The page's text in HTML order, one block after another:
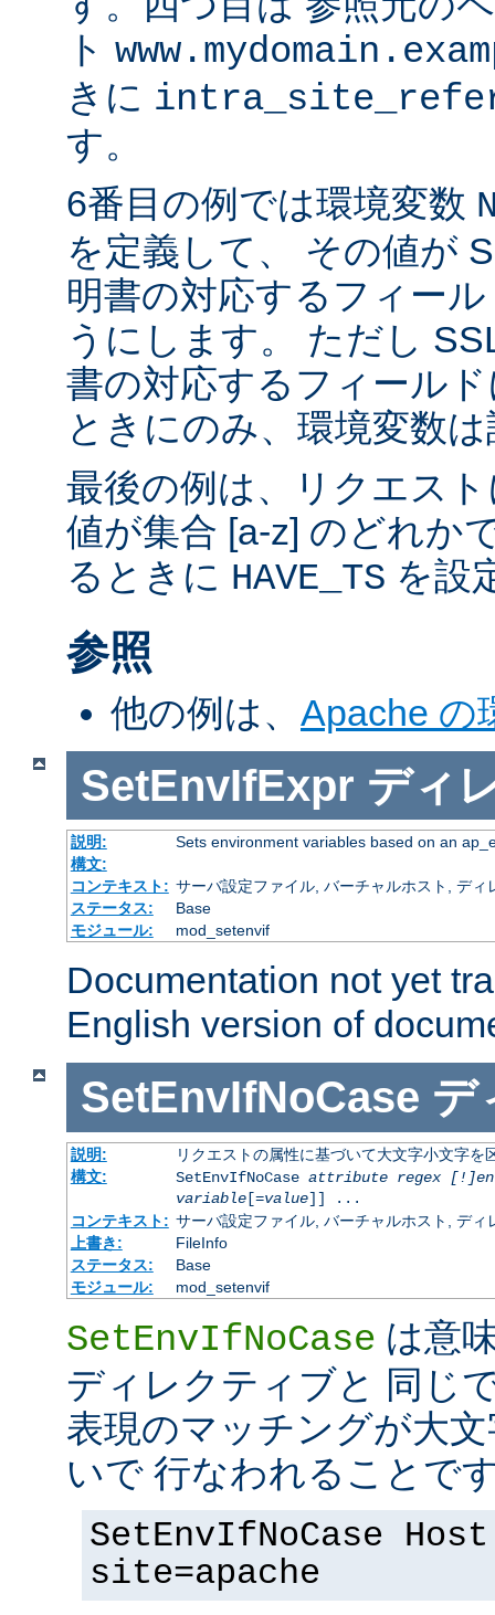
ト
きに
す。
6番目の例では環境変数
を定義して、 その値が
明書の対応するフィー
うにします。 ただし
書の対応するフィール
ときにのみ、環境変数
最後の例は、リクエス
値が集合 [a-z] のどれか
るときに HAVE_TS を設
参照
他の例は、 Apache の
SetEnvIfExpr ディ
説明:
Sets environment variables based on an
構文:
コンテキスト: サーバ設定ファイル, バーチャルホスト, ディ
ステータス:
Base
モジュール:
mod_setenvif
Documentation not yet
English version of
SetEnvIfNoCase デ
説明:
リクエストの属性に基づいて大文字小文字を
構文:
SetEnvIfNoCase attribute regex
variable[=value]] ...
コンテキスト: サーバ設定ファイル, バーチャルホスト, ディ
上書き:
FileInfo
ステータス:
Base
モジュール:
mod_setenvif
SetEnvIfNoCase は意
ディレクティブと 同じ
表現のマッチングが大
いで 行なわれることで
SetEnvIfNoCase
site=apache